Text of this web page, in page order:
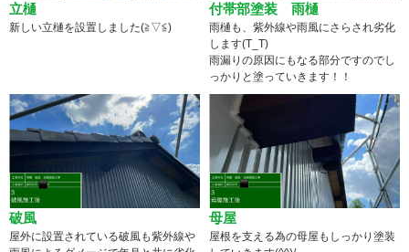
立樋
新しい立樋を設置しました(≧▽≦)
付帯部塗装 雨樋
雨樋も、紫外線や雨風にさらされ劣化
します(T_T)
雨漏りの原因にもなる部分ですのでし
っかりと塗っていきます！！
破風
屋外に設置されている破風も紫外線や
母屋
屋根を支える為の母屋もしっかり塗装